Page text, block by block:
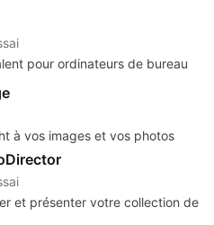
pour ordinateurs de bureau
à vos images et vos photos
et présenter votre collection de